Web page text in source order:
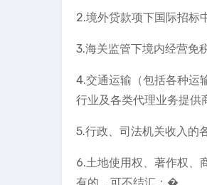
2.境外贷款项下国际招标
3.海关监管下境内经营免
4.交通运输（包括各种运
行业及各类代理业务提
5.行政、司法机关收入的
6.土地使用权、著作权、